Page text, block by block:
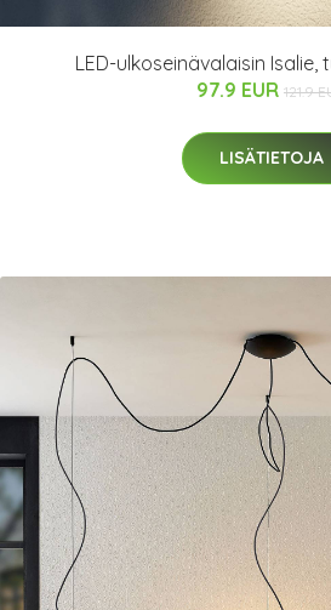
LED-ulkoseinävalaisin
97.9 EUR 121.9
LISÄTIETOJA